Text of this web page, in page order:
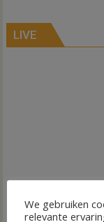
LIVE
We gebruiken
relevante